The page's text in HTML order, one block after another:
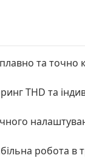
та точно
THD та
робота в